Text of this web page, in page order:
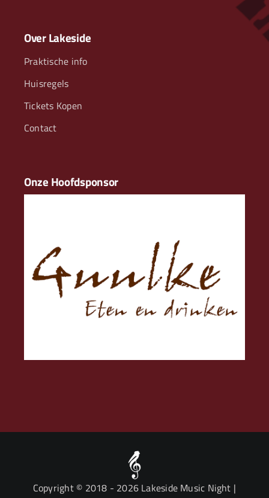
Over Lakeside
Praktische info
Huisregels
Tickets Kopen
Contact
Onze Hoofdsponsor
Copyright © 2018 - 2026 Lakeside Music Night |